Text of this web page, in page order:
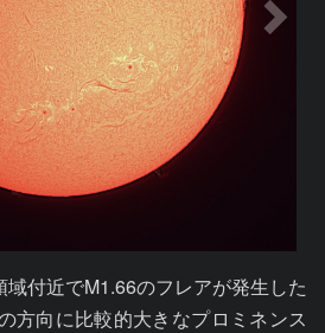
付近でM1.66のフレアが発生した
方向に比較的大きなプロミネンス